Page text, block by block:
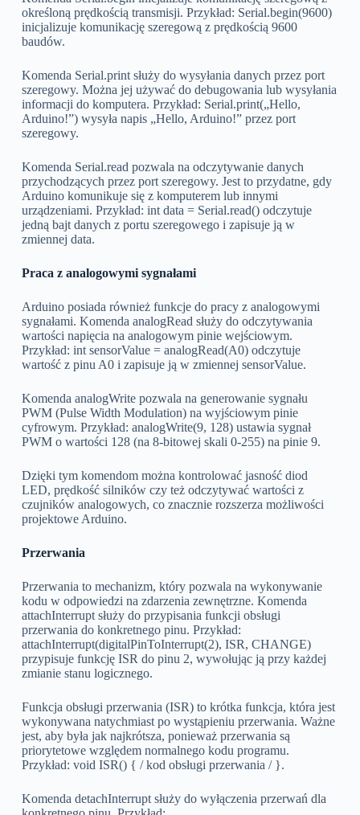
określoną prędkością transmisji. Przykład: Serial.begin(9600)
inicjalizuje komunikację szeregową z prędkością 9600
baudów.
Komenda Serial.print służy do wysyłania danych przez port
szeregowy. Można jej używać do debugowania lub wysyłania
informacji do komputera. Przykład: Serial.print(„Hello,
Arduino!”) wysyła napis „Hello, Arduino!” przez port
szeregowy.
Komenda Serial.read pozwala na odczytywanie danych
przychodzących przez port szeregowy. Jest to przydatne, gdy
Arduino komunikuje się z komputerem lub innymi
urządzeniami. Przykład: int data = Serial.read() odczytuje
jedną bajt danych z portu szeregowego i zapisuje ją w
zmiennej data.
Praca z analogowymi sygnałami
Arduino posiada również funkcje do pracy z analogowymi
sygnałami. Komenda analogRead służy do odczytywania
wartości napięcia na analogowym pinie wejściowym.
Przykład: int sensorValue = analogRead(A0) odczytuje
wartość z pinu A0 i zapisuje ją w zmiennej sensorValue.
Komenda analogWrite pozwala na generowanie sygnału
PWM (Pulse Width Modulation) na wyjściowym pinie
cyfrowym. Przykład: analogWrite(9, 128) ustawia sygnał
PWM o wartości 128 (na 8-bitowej skali 0-255) na pinie 9.
Dzięki tym komendom można kontrolować jasność diod
LED, prędkość silników czy też odczytywać wartości z
czujników analogowych, co znacznie rozszerza możliwości
projektowe Arduino.
Przerwania
Przerwania to mechanizm, który pozwala na wykonywanie
kodu w odpowiedzi na zdarzenia zewnętrzne. Komenda
attachInterrupt służy do przypisania funkcji obsługi
przerwania do konkretnego pinu. Przykład:
attachInterrupt(digitalPinToInterrupt(2), ISR, CHANGE)
przypisuje funkcję ISR do pinu 2, wywołując ją przy każdej
zmianie stanu logicznego.
Funkcja obsługi przerwania (ISR) to krótka funkcja, która jest
wykonywana natychmiast po wystąpieniu przerwania. Ważne
jest, aby była jak najkrótsza, ponieważ przerwania są
priorytetowe względem normalnego kodu programu.
Przykład: void ISR() { / kod obsługi przerwania / }.
Komenda detachInterrupt służy do wyłączenia przerwań dla